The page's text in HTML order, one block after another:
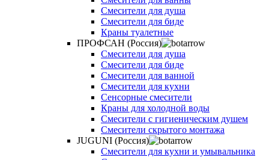
Смесители для душа
Смесители для биде
Краны туалетные
ПРОФСАН (Россия)
Смесители для душа
Смесители для биде
Смесители для ванной
Смесители для кухни
Сенсорные смесители
Краны для холодной воды
Смесители с гигиеническим душем
Смесители скрытого монтажа
JUGUNI (Россия)
Смесители для кухни и умывальника